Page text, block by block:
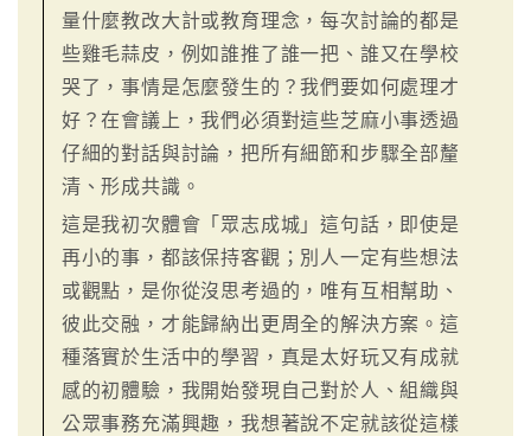
量什麼教改大計或教育理念，每次討論的都是
些雞毛蒜皮，例如誰推了誰一把、誰又在學校
哭了，事情是怎麼發生的？我們要如何處理才
好？在會議上，我們必須對這些芝麻小事透過
仔細的對話與討論，把所有細節和步驟全部釐
清、形成共識。
這是我初次體會「眾志成城」這句話，即使是
再小的事，都該保持客觀；別人一定有些想法
或觀點，是你從沒思考過的，唯有互相幫助、
彼此交融，才能歸納出更周全的解決方案。這
種落實於生活中的學習，真是太好玩又有成就
感的初體驗，我開始發現自己對於人、組織與
公眾事務充滿興趣，我想著說不定就該從這樣